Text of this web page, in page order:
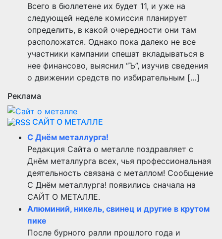
Всего в бюллетене их будет 11, и уже на
следующей неделе комиссия планирует
определить, в какой очередности они там
расположатся. Однако пока далеко не все
участники кампании спешат вкладываться в
нее финансово, выяснил “Ъ”, изучив сведения
о движении средств по избирательным […]
Реклама
САЙТ О МЕТАЛЛЕ
С Днём металлурга!
Редакция Сайта о металле поздравляет с
Днём металлурга всех, чья профессиональная
деятельность связана с металлом! Сообщение
С Днём металлурга! появились сначала на
САЙТ О МЕТАЛЛЕ.
Алюминий, никель, свинец и другие в крутом
пике
После бурного ралли прошлого года и